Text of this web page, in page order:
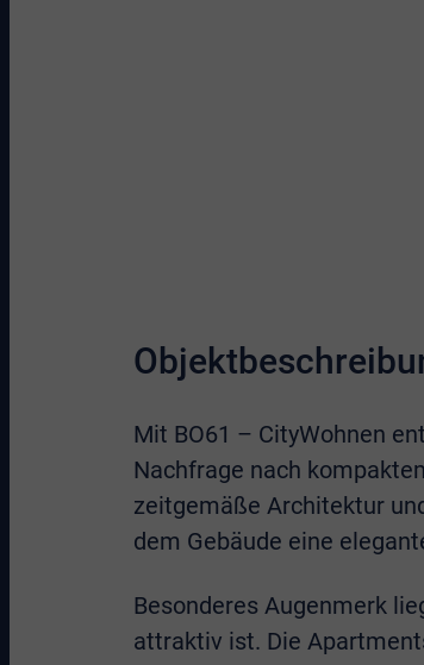
Mit BO61 – CityWohnen
Nachfrage nach
zeitgemäße Architektur
dem Gebäude eine
Besonderes Augenmerk
attraktiv ist. Die